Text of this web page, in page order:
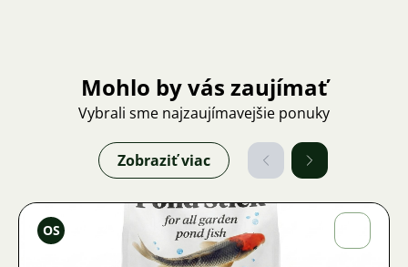
Mohlo by vás zaujímať
Vybrali sme najzaujímavejšie ponuky
Zobraziť viac
OS